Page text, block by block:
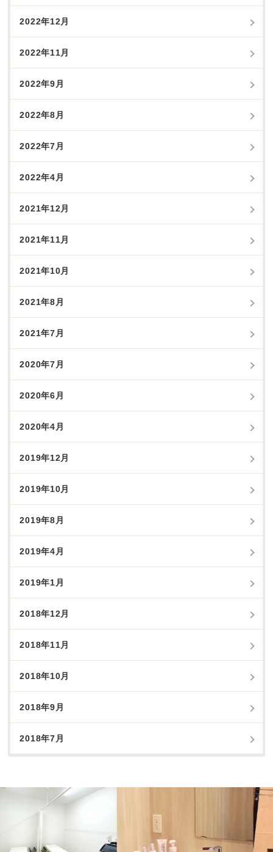
2022年12月
2022年11月
2022年9月
2022年8月
2022年7月
2022年4月
2021年12月
2021年11月
2021年10月
2021年8月
2021年7月
2020年7月
2020年6月
2020年4月
2019年12月
2019年10月
2019年8月
2019年4月
2019年1月
2018年12月
2018年11月
2018年10月
2018年9月
2018年7月